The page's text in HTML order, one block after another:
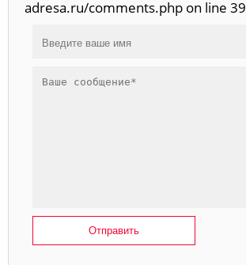
adresa.ru/comments.php on line 39
Отправить